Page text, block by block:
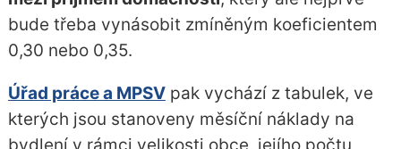
bude třeba vynásobit zmíněným koeficientem
0,30 nebo 0,35.
Úřad práce a MPSVpak vychází z tabulek, ve
kterých jsou stanoveny měsíční náklady na